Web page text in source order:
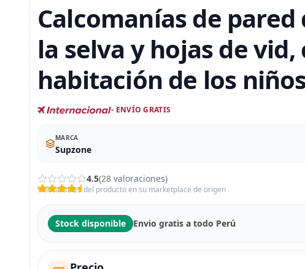
Calcomanías de
la selva y hojas de
habitación de los
- ENVÍO GRATIS
MARCA
Supzone
4.5(28 valoraciones)
Valoraciones del producto en su marketplace de origen
Stock disponible Envio gratis a todo Perú